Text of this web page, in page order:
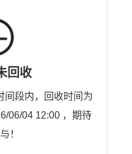
回收
间段内，回收时间为
06/04 12:00 ，期待
！